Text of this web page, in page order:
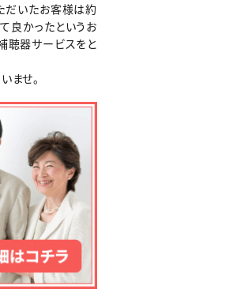
だいたお客様は約
良かったというお
聴器サービスをと
ませ。